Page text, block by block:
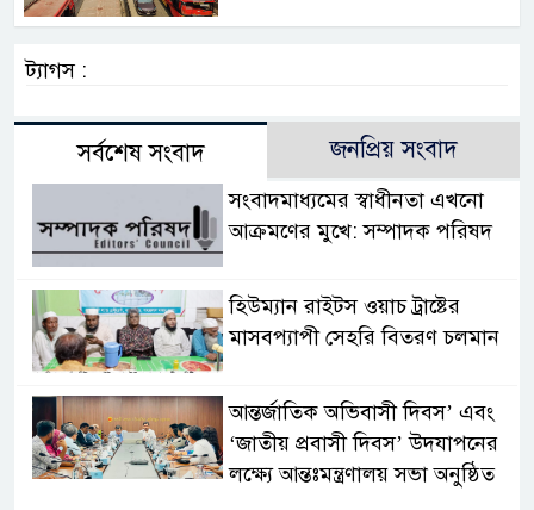
ট্যাগস :
সর্বশেষ সংবাদ জনপ্রিয় সংবাদ
সংবাদমাধ্যমের স্বাধীনতা এখনো
আক্রমণের মুখে: সম্পাদক পরিষদ
হিউম্যান রাইটস ওয়াচ ট্রাষ্টের
মাসবপ্যাপী সেহরি বিতরণ চলমান
আন্তর্জাতিক অভিবাসী দিবস’ এবং
‘জাতীয় প্রবাসী দিবস’ উদযাপনের
লক্ষ্যে আন্তঃমন্ত্রণালয় সভা অনুষ্ঠিত